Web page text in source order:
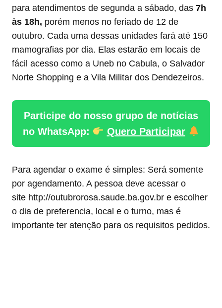
para atendimentos de segunda a sábado, das 7h
às 18h, porém menos no feriado de 12 de
outubro. Cada uma dessas unidades fará até 150
mamografias por dia. Elas estarão em locais de
fácil acesso como a Uneb no Cabula, o Salvador
Norte Shopping e a Vila Militar dos Dendezeiros.
Participe do nosso grupo de notícias
no WhatsApp:
Quero Participar
Para agendar o exame é simples: Será somente
por agendamento. A pessoa deve acessar o
site http://outubrorosa.saude.ba.gov.br e escolher
o dia de preferencia, local e o turno, mas é
importante ter atenção para os requisitos pedidos.